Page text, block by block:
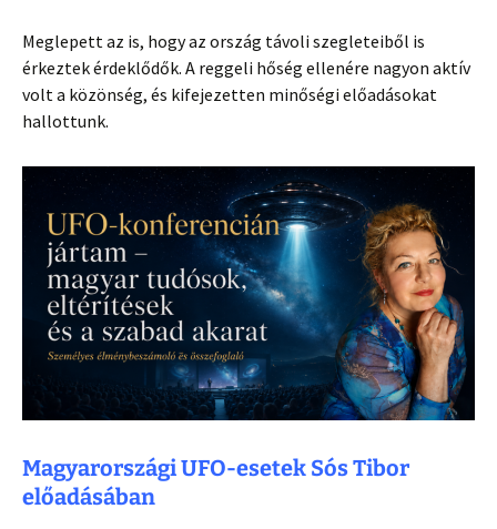
Meglepett az is, hogy az ország távoli szegleteiből is
érkeztek érdeklődők. A reggeli hőség ellenére nagyon aktív
volt a közönség, és kifejezetten minőségi előadásokat
hallottunk.
Magyarországi UFO-esetek Sós Tibor
előadásában